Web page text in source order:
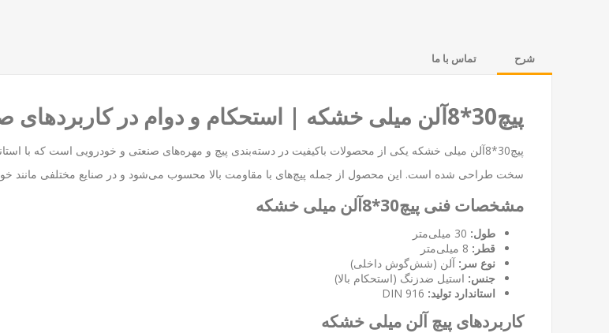
شرح تماس با ما
پیچ30*8آلن میلی خشکه | استحکام و دوام در کاربردهای صنعتی
پیچ30*8آلن میلی خشکه یکی از محصولات باکیفیت در دسته‌بندی پیچ و مهره‌های صنعتی و خودرویی است که با
سخت طراحی شده است. این محصول از جمله پیچ‌های با مقاومت بالا محسوب می‌شود و در صنایع مختلفی مانند
مشخصات فنی پیچ30*8آلن میلی خشکه
طول:
قطر:
نوع سر: آلن (شش‌گوش داخلی)
جنس: استیل ضدزنگ (استحکام بالا)
استاندارد تولید:
کاربردهای پیچ آلن میلی خشکه